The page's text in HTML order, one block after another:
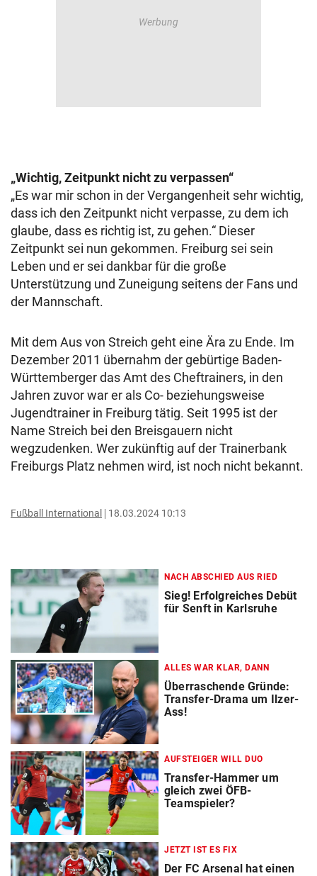
„Wichtig, Zeitpunkt nicht zu verpassen“
„Es war mir schon in der Vergangenheit sehr wichtig,
dass ich den Zeitpunkt nicht verpasse, zu dem ich
glaube, dass es richtig ist, zu gehen.“ Dieser
Zeitpunkt sei nun gekommen. Freiburg sei sein
Leben und er sei dankbar für die große
Unterstützung und Zuneigung seitens der Fans und
der Mannschaft.
Mit dem Aus von Streich geht eine Ära zu Ende. Im
Dezember 2011 übernahm der gebürtige Baden-
Württemberger das Amt des Cheftrainers, in den
Jahren zuvor war er als Co- beziehungsweise
Jugendtrainer in Freiburg tätig. Seit 1995 ist der
Name Streich bei den Breisgauern nicht
wegzudenken. Wer zukünftig auf der Trainerbank
Freiburgs Platz nehmen wird, ist noch nicht bekannt.
Fußball International 18.03.2024 10:13
NACH ABSCHIED AUS RIED
Sieg! Erfolgreiches Debüt
für Senft in Karlsruhe
ALLES WAR KLAR, DANN
Überraschende Gründe:
Transfer-Drama um Ilzer-
Ass!
AUFSTEIGER WILL DUO
Transfer-Hammer um
gleich zwei ÖFB-
Teamspieler?
JETZT IST ES FIX
Der FC Arsenal hat einen